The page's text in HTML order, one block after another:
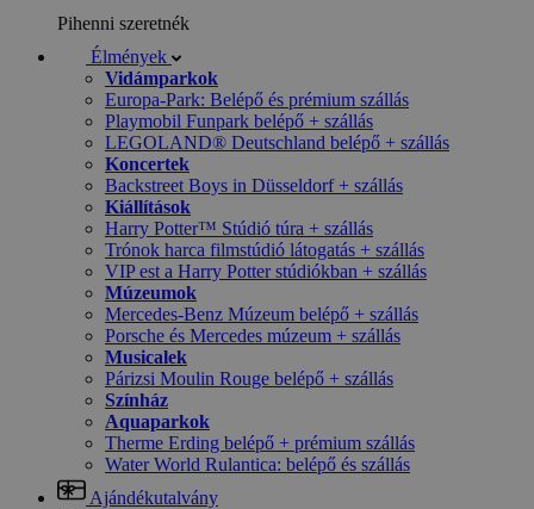
Pihenni szeretnék
Élmények
Vidámparkok
Europa-Park: Belépő és prémium szállás
Playmobil Funpark belépő + szállás
LEGOLAND® Deutschland belépő + szállás
Koncertek
Backstreet Boys in Düsseldorf + szállás
Kiállítások
Harry Potter™ Stúdió túra + szállás
Trónok harca filmstúdió látogatás + szállás
VIP est a Harry Potter stúdiókban + szállás
Múzeumok
Mercedes-Benz Múzeum belépő + szállás
Porsche és Mercedes múzeum + szállás
Musicalek
Párizsi Moulin Rouge belépő + szállás
Színház
Aquaparkok
Therme Erding belépő + prémium szállás
Water World Rulantica: belépő és szállás
Ajándékutalvány